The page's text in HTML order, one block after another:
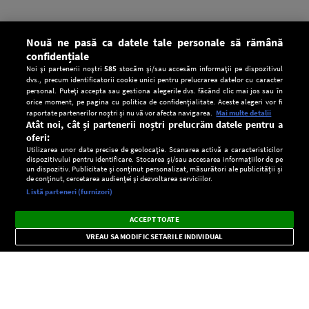
CONFIDENŢIALITATE
Setări:
Dark
Mode
Radio live, podcasturi, știri și alerte
importante.
×
Nouă ne pasă ca datele tale personale să rămână
confidențiale
Noi și partenerii noștri585 stocăm și/sau accesăm informații pe dispozitivul
dvs., precum identificatorii cookie unici pentru prelucrarea datelor cu caracter
personal. Puteți accepta sau gestiona alegerile dvs. făcând clic mai jos sau în
orice moment, pe pagina cu politica de confidențialitate. Aceste alegeri vor fi
raportate partenerilor noștri și nu vă vor afecta navigarea. Mai multe detalii
Atât noi, cât și partenerii noștri prelucrăm datele pentru a
oferi:
Utilizarea unor date precise de geolocație. Scanarea activă a caracteristicilor
dispozitivului pentru identificare. Stocarea și/sau accesarea informațiilor de pe
un dispozitiv. Publicitate și conținut personalizat, măsurători ale publicității și
de conținut, cercetarea audienței și dezvoltarea serviciilor.
Listă parteneri (furnizori)
ACCEPT TOATE
VREAU SA MODIFIC SETARILE INDIVIDUAL